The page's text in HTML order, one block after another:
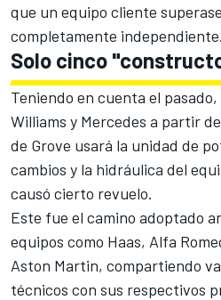
que un equipo cliente
completamente independiente.
Solo cinco
Teniendo en cuenta el pasado,
Williams y Mercedes a partir
de Grove usará la unidad de
cambios y la hidráulica del
causó cierto revuelo.
Este fue el camino adoptado
equipos como Haas, Alfa
Aston Martin, compartiendo
técnicos con sus respectivos